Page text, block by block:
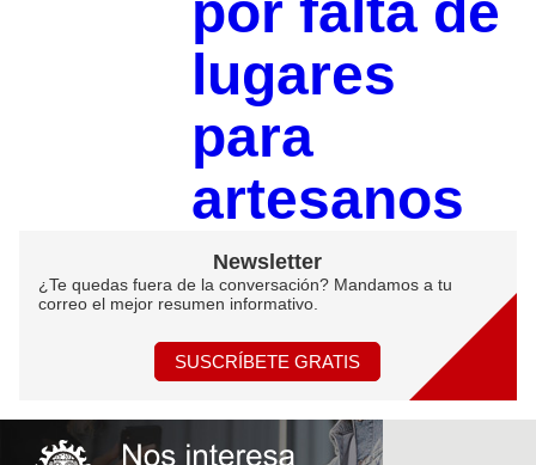
por falta de
lugares
para
artesanos
Newsletter
¿Te quedas fuera de la conversación? Mandamos a tu
correo el mejor resumen informativo.
SUSCRÍBETE GRATIS